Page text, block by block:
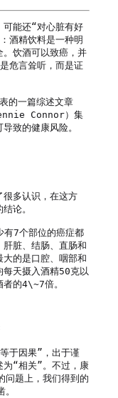
可能还“对心脏有好
酒精饮料是一种明
。饮酒可以致癌，并
危言耸听，而是证
的一篇综述文章
Connor）集
致的健康风险。
很多认识，在这方
论。
有7个部位的癌症都
脏、结肠、直肠和
的是口腔、咽部和
天摄入酒精50克以
者的4\~7倍。
于因果”，出于谨
为“相关”。不过，康
问题上，我们得到的